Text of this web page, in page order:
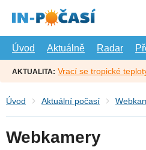
hlavní
Úvod
Aktuálně Radar
AKTUALITA: Vrací se tropické
Úvod Aktuální počasí
Webkamery